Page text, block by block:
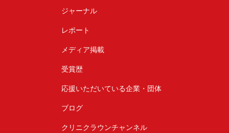
ジャーナル
レポート
メディア掲載
受賞歴
応援いただいている企業・団体
ブログ
クリニクラウンチャンネル